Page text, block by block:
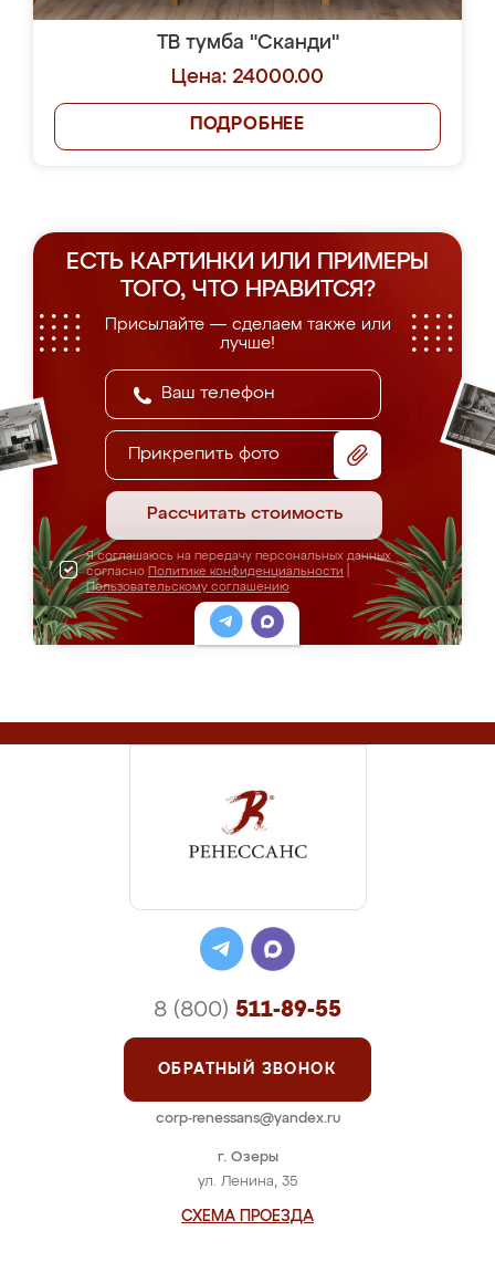
ТВ тумба "Сканди"
Цена: 24000.00
ПОДРОБНЕЕ
ЕСТЬ КАРТИНКИ ИЛИ ПРИМЕРЫ
ТОГО, ЧТО НРАВИТСЯ?
Присылайте — сделаем также или
лучше!
Прикрепить фото
Рассчитать стоимость
Я соглашаюсь на передачу персональных данных
согласно Политике конфиденциальности
Пользовательскому соглашению
г. Озеры
ул. Ленина, 35
СХЕМА ПРОЕЗДА
8 (800) 511-89-55
ОБРАТНЫЙ ЗВОНОК
corp-renessans@yandex.ru